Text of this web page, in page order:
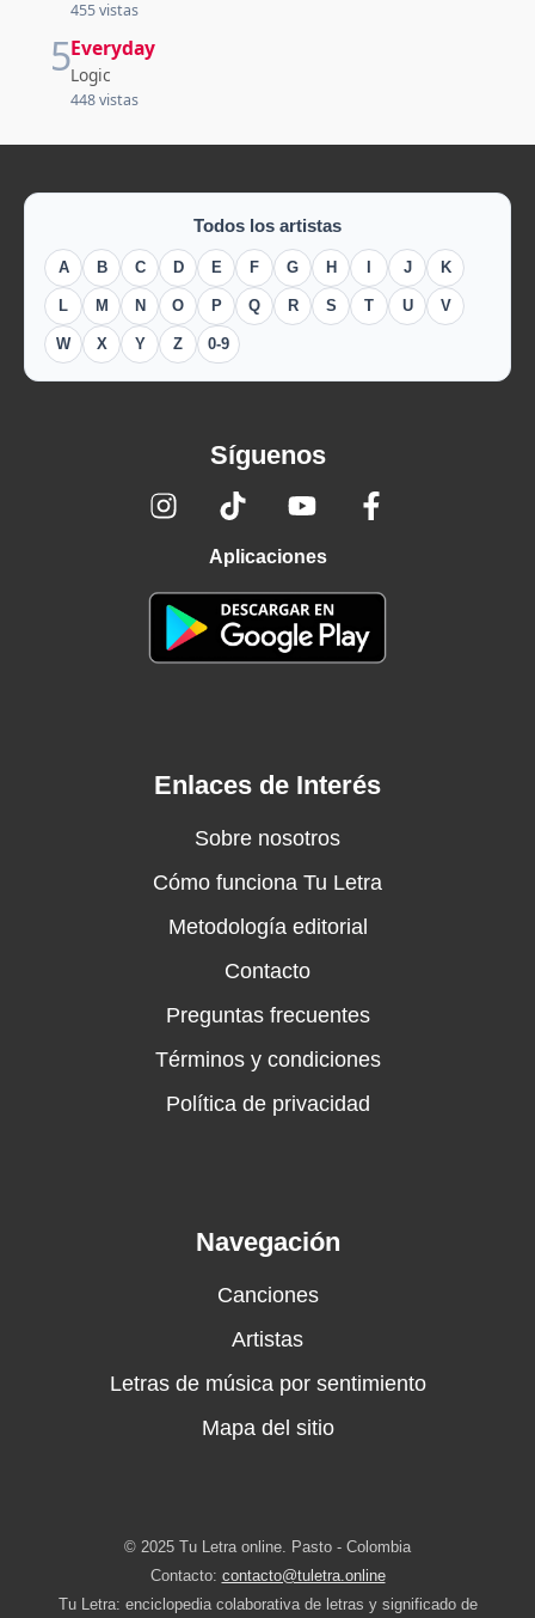
455 vistas
5Everyday
Logic
448 vistas
Todos los artistas
A B C D E F G H I J K
L M N O P Q R S T U V
W X Y Z 0-9
Síguenos
Aplicaciones
Enlaces de Interés
Sobre nosotros
Cómo funciona Tu Letra
Metodología editorial
Contacto
Preguntas frecuentes
Términos y condiciones
Política de privacidad
Navegación
Canciones
Artistas
Letras de música por sentimiento
Mapa del sitio
© 2025 Tu Letra online. Pasto - Colombia
Contacto: contacto@tuletra.online
Tu Letra: enciclopedia colaborativa de letras y significado de